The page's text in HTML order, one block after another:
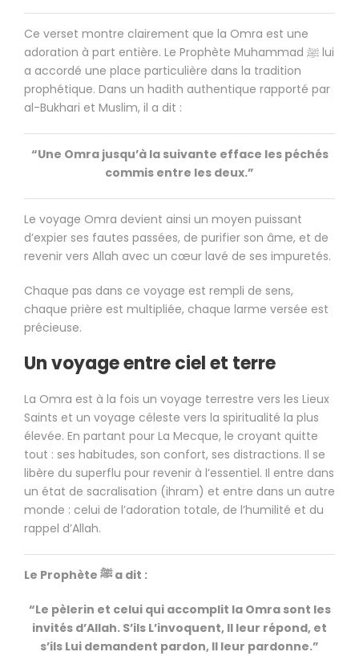
Ce verset montre clairement que la Omra est une
adoration à part entière. Le Prophète Muhammad ﷺ lui
a accordé une place particulière dans la tradition
prophétique. Dans un hadith authentique rapporté par
al-Bukhari et Muslim, il a dit :
“Une Omra jusqu’à la suivante efface les péchés
commis entre les deux.”
Le voyage Omra devient ainsi un moyen puissant
d’expier ses fautes passées, de purifier son âme, et de
revenir vers Allah avec un cœur lavé de ses impuretés.
Chaque pas dans ce voyage est rempli de sens,
chaque prière est multipliée, chaque larme versée est
précieuse.
Un voyage entre ciel et terre
La Omra est à la fois un voyage terrestre vers les Lieux
Saints et un voyage céleste vers la spiritualité la plus
élevée. En partant pour La Mecque, le croyant quitte
tout : ses habitudes, son confort, ses distractions. Il se
libère du superflu pour revenir à l’essentiel. Il entre dans
un état de sacralisation (ihram) et entre dans un autre
monde : celui de l’adoration totale, de l’humilité et du
rappel d’Allah.
Le Prophète ﷺ a dit :
“Le pèlerin et celui qui accomplit la Omra sont les
invités d’Allah. S’ils L’invoquent, Il leur répond, et
s’ils Lui demandent pardon, Il leur pardonne.”